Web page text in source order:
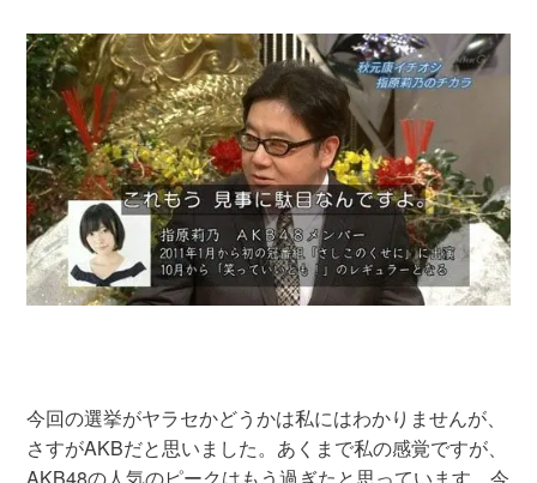
今回の選挙がヤラセかどうかは私にはわかりませんが、
さすがAKBだと思いました。あくまで私の感覚ですが、
AKB48の人気のピークはもう過ぎたと思っています。今